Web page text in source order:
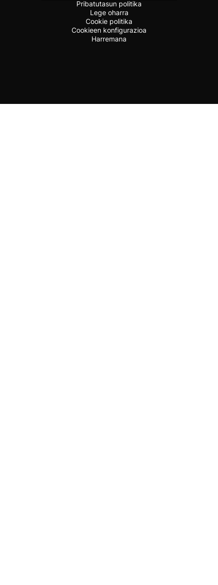
Pribatutasun politika
Lege oharra
Cookie politika
Cookieen konfigurazioa
Harremana